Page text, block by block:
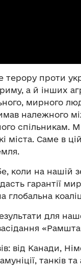
терору проти
а й інших
мирного
належного
спільникам.
міста. Саме в
коли на нашій
гарантії
для
від Канади,
танків